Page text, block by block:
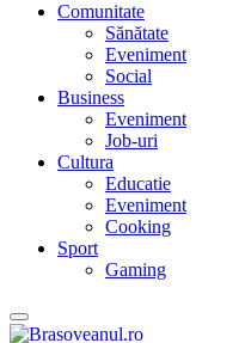
Comunitate
Sănătate
Eveniment
Social
Business
Eveniment
Job-uri
Cultura
Educatie
Eveniment
Cooking
Sport
Gaming